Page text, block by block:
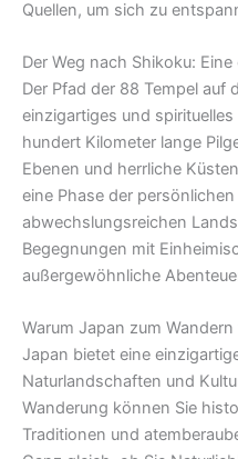
Quellen, um sich zu
Der Weg nach Shikoku:
Der Pfad der 88 Tempel auf
einzigartiges und
hundert Kilometer lange
Ebenen und herrliche
eine Phase der persönlichen
abwechslungsreichen
Begegnungen mit
außergewöhnliche
Warum Japan zum
Japan bietet eine
Naturlandschaften und
Wanderung können Sie
Traditionen und